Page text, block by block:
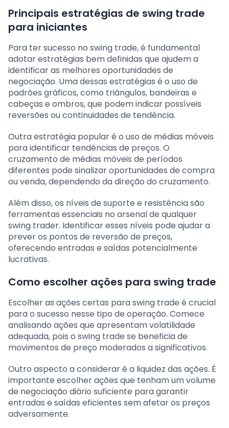
Principais estratégias de swing trade
para iniciantes
Para ter sucesso no swing trade, é fundamental
adotar estratégias bem definidas que ajudem a
identificar as melhores oportunidades de
negociação. Uma dessas estratégias é o uso de
padrões gráficos, como triângulos, bandeiras e
cabeças e ombros, que podem indicar possíveis
reversões ou continuidades de tendência.
Outra estratégia popular é o uso de médias móveis
para identificar tendências de preços. O
cruzamento de médias móveis de períodos
diferentes pode sinalizar oportunidades de compra
ou venda, dependendo da direção do cruzamento.
Além disso, os níveis de suporte e resistência são
ferramentas essenciais no arsenal de qualquer
swing trader. Identificar esses níveis pode ajudar a
prever os pontos de reversão de preços,
oferecendo entradas e saídas potencialmente
lucrativas.
Como escolher ações para swing trade
Escolher as ações certas para swing trade é crucial
para o sucesso nesse tipo de operação. Comece
analisando ações que apresentam volatilidade
adequada, pois o swing trade se beneficia de
movimentos de preço moderados a significativos.
Outro aspecto a considerar é a liquidez das ações. É
importante escolher ações que tenham um volume
de negociação diário suficiente para garantir
entradas e saídas eficientes sem afetar os preços
adversamente.